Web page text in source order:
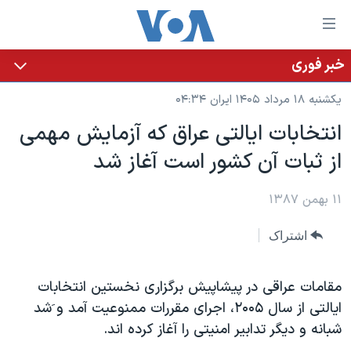
لینکهای
قابل
دسترسی
جهش
محتوای
اصلی
جهش
اصلی
به
جستجو
خانه
نسخه سبک وب‌سایت
موضوع ها
ایران
آمریکا
گزیده‌ها
ویژه برنامه‌ها
ویدیوها
برنامه های تلویزیونی
جدول برنامه ها
صفحه‌های ویژه
عملیات خشم حماسی
۲۵۰سالگی آمریکا
بایگانی برنامه‌های تلویزیونی
پخش رادیویی
یادگیری زبان انگلیسی
خبر فوری
یکشنبه ۱۸ مرداد ۱۴۰۵ ایران ۰۴:۳۴
انتخابات ایالتی عراق که آزمايش مهمی
از ثبات آن کشور است آغاز شد
۱۱ بهمن ۱۳۸۷
اشتراک
مقامات عراقی در پیشاپیش برگزاری نخستین انتخابات
ایالتی از سال ۲۰۰۵، اجرای مقررات ممنوعیت آمد و َشد
شبانه و دیگر تدابیر امنیتی را آغاز کرده اند.